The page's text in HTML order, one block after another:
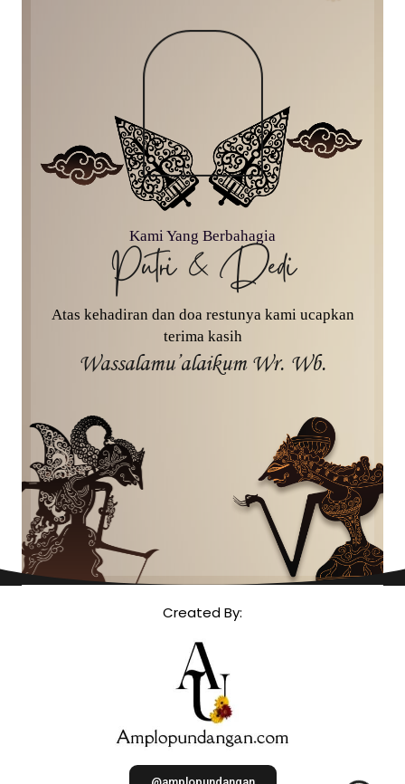
Kami Yang Berbahagia
Putri & Dedi
Atas kehadiran dan doa restunya kami ucapkan
terima kasih
Wassalamu’alaikum Wr. Wb.
Created By: